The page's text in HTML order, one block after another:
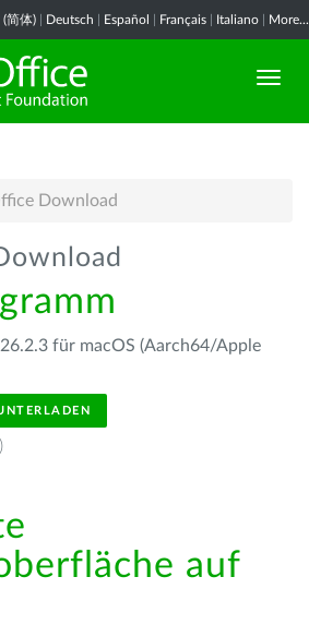
(简体) Deutsch Español Français Italiano More...
Download
für macOS (Aarch64/Apple
)
auf